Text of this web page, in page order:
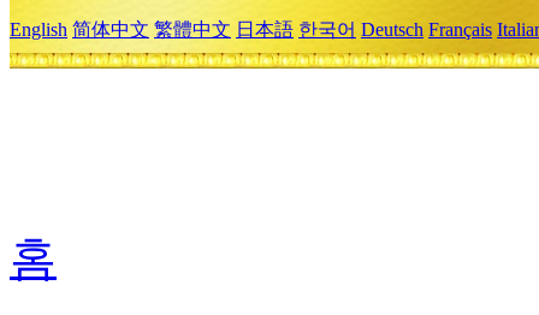
English 简体中文 繁體中文 日本語 한국어 Deutsch Français
홈